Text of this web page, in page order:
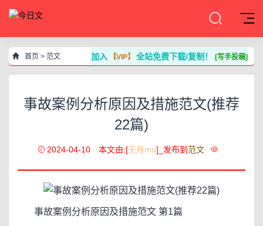
首页 > 范文 加入 【VIP】全站免费下载/复制！[写手投稿]
事故案例分析原因及措施范文(推荐
22篇)
2024-04-10 本文由:[无月mo]_发布到 范文
事故案例分析原因及措施范文 第1篇